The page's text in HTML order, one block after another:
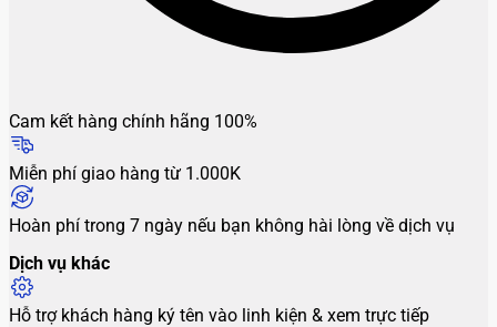
Cam kết hàng chính hãng 100%
Miễn phí giao hàng từ 1.000K
Hoàn phí trong 7 ngày nếu bạn không hài lòng về dịch vụ
Dịch vụ khác
Hỗ trợ khách hàng ký tên vào linh kiện & xem trực tiếp